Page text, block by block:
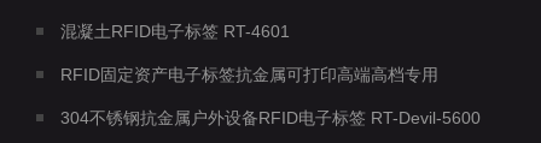
混凝土RFID电子标签 RT-4601
RFID固定资产电子标签抗金属可打印高端高档专用
304不锈钢抗金属户外设备RFID电子标签 RT-Devil-5600